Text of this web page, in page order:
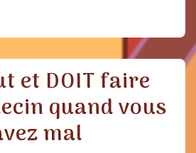
et DOIT faire
quand vous
mal